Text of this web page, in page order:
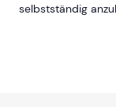
selbstständig